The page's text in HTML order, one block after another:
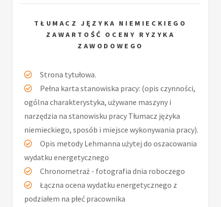
TŁUMACZ JĘZYKA NIEMIECKIEGO
ZAWARTOŚĆ OCENY RYZYKA
ZAWODOWEGO
Strona tytułowa.
Pełna karta stanowiska pracy: (opis czynności,
ogólna charakterystyka, używane maszyny i
narzędzia na stanowisku pracy Tłumacz języka
niemieckiego, sposób i miejsce wykonywania pracy).
Opis metody Lehmanna użytej do oszacowania
wydatku energetycznego
Chronometraż - fotografia dnia roboczego
Łączna ocena wydatku energetycznego z
podziałem na płeć pracownika